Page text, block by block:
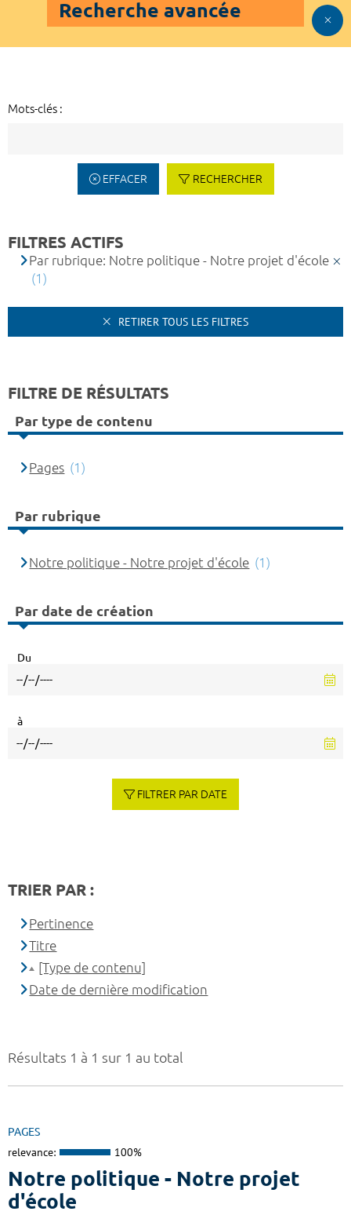
Recherche avancée
Mots-clés :
EFFACER RECHERCHER
Résultats 1 à 1 sur 1 au total
PAGES
relevance: 100%
Notre politique - Notre projet
d'école
FILTRES ACTIFS
Par rubrique: Notre politique - Notre projet d'école
(1)
RETIRER TOUS LES FILTRES
FILTRE DE RÉSULTATS
Par type de contenu
Pages (1)
Par rubrique
Notre politique - Notre projet d'école (1)
Par date de création
Du
à
FILTRER PAR DATE
TRIER PAR :
Pertinence
Titre
[Type de contenu]
Date de dernière modification